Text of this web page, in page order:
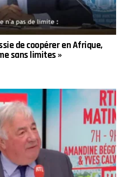
de coopérer en Afrique,
sans limites »